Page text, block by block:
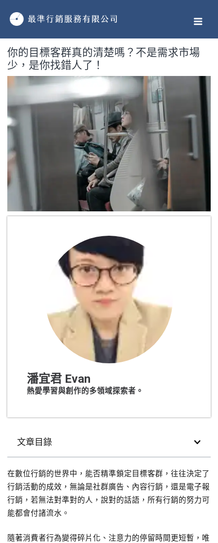
你的目標客群真的清楚嗎？不是需求市場
少，是你找錯人了！
潘宜君 Evan
熱愛學習與創作的多領域探索者。
文章目錄
在數位行銷的世界中，能否精準鎖定目標客群，往往決定了
行銷活動的成效，無論是社群廣告、內容行銷，還是電子報
行銷，若無法對準對的人，說對的話語，所有行銷的努力可
能都會付諸流水。
隨著消費者行為變得碎片化、注意力的停留時間更短暫，唯